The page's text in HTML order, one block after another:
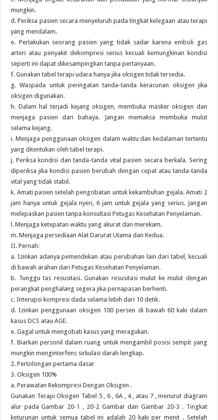
mungkin.
d. Periksa pasien secara menyeluruh pada tingkat kelegaan atau terapi
yang mendalam.
e. Perlakukan seorang pasien yang tidak sadar karena emboli gas
arteri atau penyakit dekompresi serius kecuali kemungkinan kondisi
seperti ini dapat dikesampingkan tanpa pertanyaan.
f. Gunakan tabel terapi udara hanya jika oksigen tidak tersedia.
g. Waspada untuk peringatan tanda-tanda keracunan oksigen jika
oksigen digunakan.
h. Dalam hal terjadi kejang oksigen, membuka masker oksigen dan
menjaga pasien dari bahaya. Jangan memaksa membuka mulut
selama kejang.
i. Menjaga penggunaan oksigen dalam waktu dan kedalaman tertentu
yang ditentukan oleh tabel terapi.
j. Periksa kondisi dan tanda-tanda vital pasien secara berkala. Sering
diperiksa jika kondisi pasien berubah dengan cepat atau tanda-tanda
vital yang tidak stabil.
k. Amati pasien setelah pengobatan untuk kekambuhan gejala. Amati 2
jam hanya untuk gejala nyeri, 6 jam untuk gejala yang serius. Jangan
melepaskan pasien tanpa konsultasi Petugas Kesehatan Penyelaman.
l. Menjaga ketepatan waktu yang akurat dan merekam.
m. Menjaga persediaan Alat Darurat Utama dan Kedua.
II. Pernah:
a. Izinkan adanya pemendekan atau perubahan lain dari tabel, kecuali
di bawah arahan dari Petugas Kesehatan Penyelaman.
b. Tunggu tas resusitasi. Gunakan resusitasi mulut ke mulut dengan
perangkat penghalang segera jika pernapasan berhenti.
c. Interupsi kompresi dada selama lebih dari 10 detik.
d. Izinkan penggunaan oksigen 100 persen di bawah 60 kaki dalam
kasus DCS atau AGE.
e. Gagal untuk mengobati kasus yang meragukan.
f. Biarkan personil dalam ruang untuk mengambil posisi sempit yang
mungkin menginterfens sirkulasi darah lengkap.
2. Pertolongan pertama dasar
3. Oksigen 100%
a. Perawatan Rekompresi Dengan Oksigen .
Gunakan Terapi Oksigen Tabel 5 , 6 , 6A , 4 , atau 7 , menurut diagram
alur pada Gambar 20-1 , 20-2 Gambar dan Gambar 20-3 . Tingkat
keturunan untuk semua tabel ini adalah 20 kaki per menit . Setelah